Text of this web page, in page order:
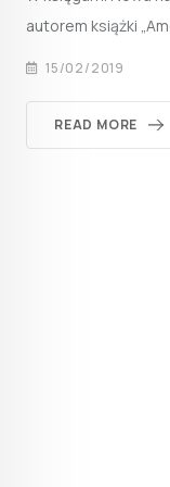
autorem książki
15/02/2019
READ MORE